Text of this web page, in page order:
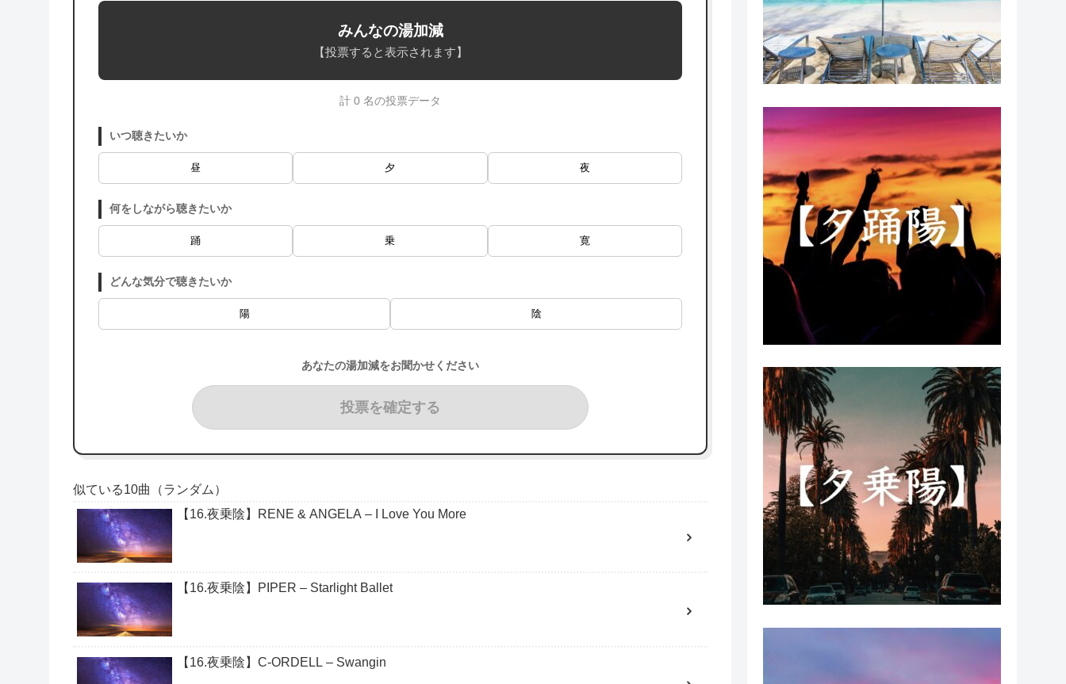
みんなの湯加減
【投票すると表示されます】
計 0 名の投票データ
いつ聴きたいか
昼 夕 夜
何をしながら聴きたいか
踊 乗 寛
どんな気分で聴きたいか
陽 陰
あなたの湯加減をお聞かせください
投票を確定する
似ている10曲（ランダム）
【16.夜乗陰】RENE & ANGELA – I Love You More
【16.夜乗陰】PIPER – Starlight Ballet
【16.夜乗陰】C-ORDELL – Swangin